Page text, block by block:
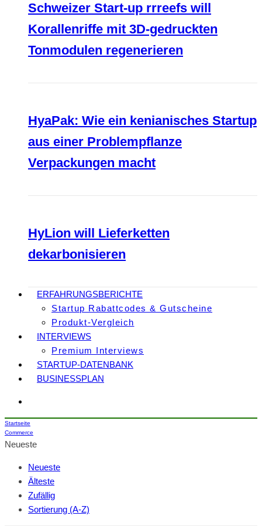
Schweizer Start-up rrreefs will
Korallenriffe mit 3D-gedruckten
Tonmodulen regenerieren
HyaPak: Wie ein kenianisches Startup
aus einer Problempflanze
Verpackungen macht
HyLion will Lieferketten
dekarbonisieren
ERFAHRUNGSBERICHTE
Startup Rabattcodes & Gutscheine
Produkt-Vergleich
INTERVIEWS
Premium Interviews
STARTUP-DATENBANK
BUSINESSPLAN
Startseite
Commerce
Neueste
Neueste
Älteste
Zufällig
Sortierung (A-Z)